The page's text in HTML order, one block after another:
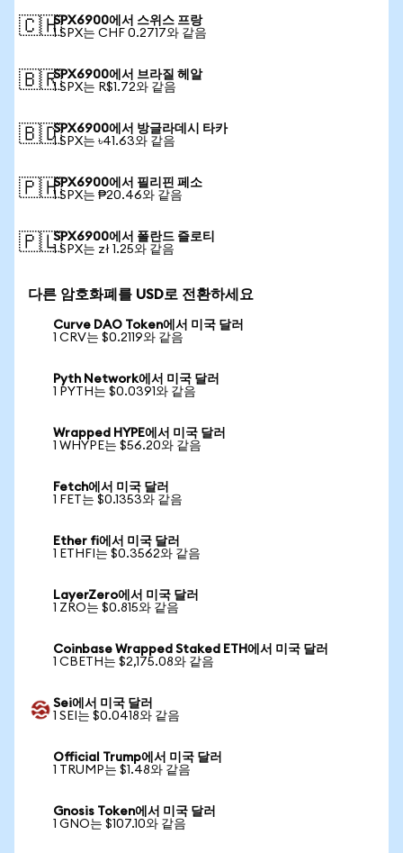
🇨🇭SPX6900에서 스위스 프랑
1 SPX는 CHF 0.2717와 같음
🇧🇷SPX6900에서 브라질 헤알
1 SPX는 R$1.72와 같음
🇧🇩SPX6900에서 방글라데시 타카
1 SPX는 ৳41.63와 같음
🇵🇭SPX6900에서 필리핀 페소
1 SPX는 ₱20.46와 같음
🇵🇱SPX6900에서 폴란드 즐로티
1 SPX는 zł 1.25와 같음
다른 암호화폐를 USD로 전환하세요
Curve DAO Token에서 미국 달러
1 CRV는 $0.2119와 같음
Pyth Network에서 미국 달러
1 PYTH는 $0.0391와 같음
Wrapped HYPE에서 미국 달러
1 WHYPE는 $56.20와 같음
Fetch에서 미국 달러
1 FET는 $0.1353와 같음
Ether fi에서 미국 달러
1 ETHFI는 $0.3562와 같음
LayerZero에서 미국 달러
1 ZRO는 $0.815와 같음
Coinbase Wrapped Staked ETH에서 미국 달러
1 CBETH는 $2,175.08와 같음
Sei에서 미국 달러
1 SEI는 $0.0418와 같음
Official Trump에서 미국 달러
1 TRUMP는 $1.48와 같음
Gnosis Token에서 미국 달러
1 GNO는 $107.10와 같음